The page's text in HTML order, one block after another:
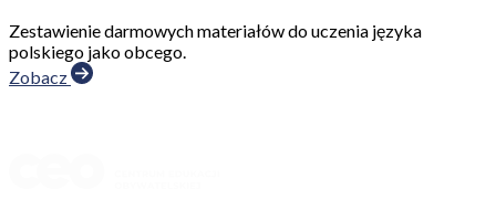
Zestawienie darmowych materiałów do uczenia języka
polskiego jako obcego.
Zobacz